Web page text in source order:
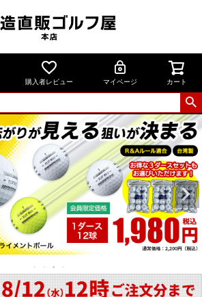
購入者レビュー マイページ カート